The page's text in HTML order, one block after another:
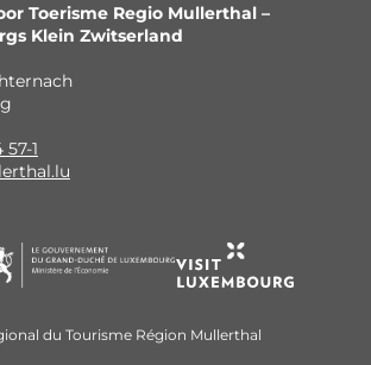
Toerisme Regio Mullerthal –
Klein Zwitserland
57-1
du Tourisme Région Mullerthal